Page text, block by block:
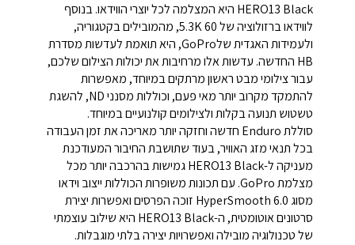
HERO13 Black היא המצלמה לכל יוצרי הווידאו. בנוסף
לווידאו ברזולוציה של 5.3K 60, מהמובילים בקטגוריה,
ולעמידות האגדית שלGoPro, היא תואמת לעדשות מסדרת
HB החדשה. עדשות אלו מרחיבות את יכולות הצילום שלכם,
עבור צילומי מבט ראשון מרתקים במיוחד, מאפשרות
להתמקד מקרוב יותר מאי פעם, וכוללות מסנני ND, להשגת
טשטוש תנועה בקלות ולצילומים קולנועיים במיוחד.
סוללת Enduro חדשה וחזקה יותר מאריכה את זמן העבודה
בכל תנאי מזג האוויר, בעוד שתושבת החיבור המעודכנת
מעניקה ל-HERO13 Black גמישות בהרכבה יותר מכל
מצלמת GoPro. עם תכונות משופרות הכוללות ייצוב וידאו
מסוג HyperSmooth 6.0 זוכה הפרסים ואפשרות יצירת
סרטונים אוטומטית, ה-HERO13 Black היא שילוב עוצמתי
של טכנולוגיה מובילה ואפשרויות יצירה בלתי מוגבלות.